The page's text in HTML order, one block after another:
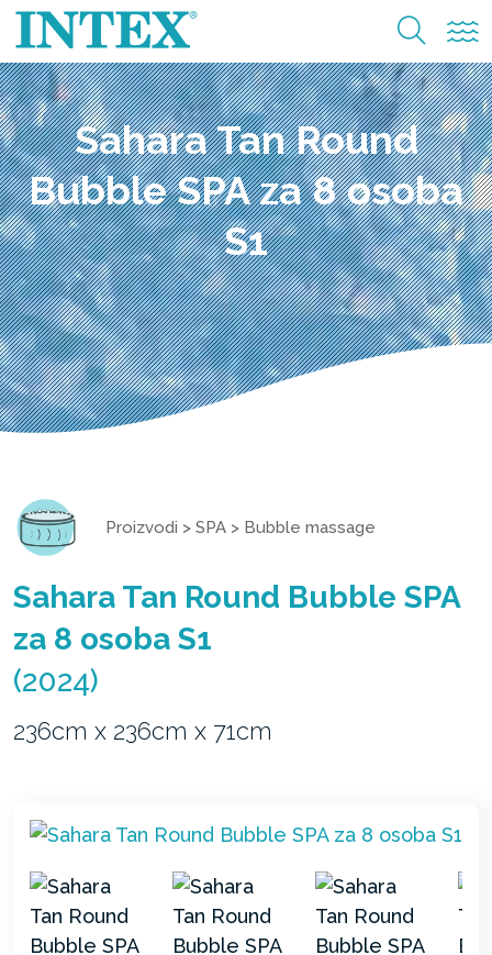
Sahara Tan Round
Bubble SPA za 8 osoba
S1
Proizvodi > SPA > Bubble massage
Sahara Tan Round Bubble SPA
za 8 osoba S1
(2024)
236cm x 236cm x 71cm